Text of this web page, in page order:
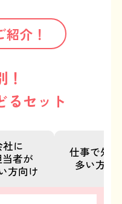
介！
るセット
社に
者が
方向け
仕事で外
多い方向